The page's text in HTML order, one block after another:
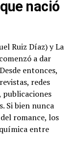
nació
Ruiz Díaz) y La
a dar
entonces,
redes
publicaciones
Si bien nunca
romance, los
entre